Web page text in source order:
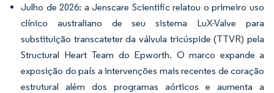
Julho de 2026: a Jenscare Scientific relatou o primeiro uso
clínico australiano de seu sistema LuX-Valve para
substituição transcateter da válvula tricúspide (TTVR) pela
Structural Heart Team do Epworth. O marco expande a
exposição do país a intervenções mais recentes de coração
estrutural além dos programas aórticos e aumenta a